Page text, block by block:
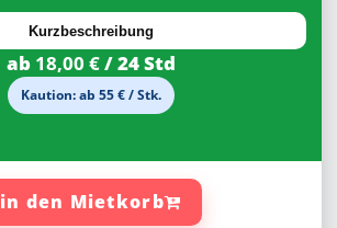
Kurzbeschreibung
ab 18,00 €/ 24 Std
Kaution: ab 55 € / Stk.
in den Mietkorb